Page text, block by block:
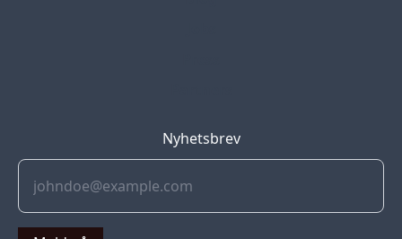
Nyhetsbrev